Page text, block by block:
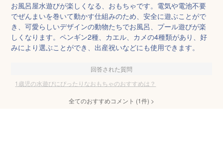
お風呂屋水遊びが楽しくなる、おもちゃです。電気や電池不要
でぜんまいを巻いて動かす仕組みのため、安全に遊ぶことがで
き、可愛らしいデザインの動物たちでお風呂、プール遊びが楽
しくなります。ペンギン2種、カエル、カメの4種類があり、好
みにより選ぶことができ、出産祝いなどにも使用できます。
回答された質問
1歳児の水遊びにぴったりなおもちゃのおすすめは？
全てのおすすめコメント (1件) >